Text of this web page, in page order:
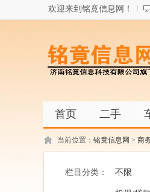
欢迎来到铭竟信息网！
首页 二手
当前位置： 铭竟信息网 > 商
栏目分类： 不限